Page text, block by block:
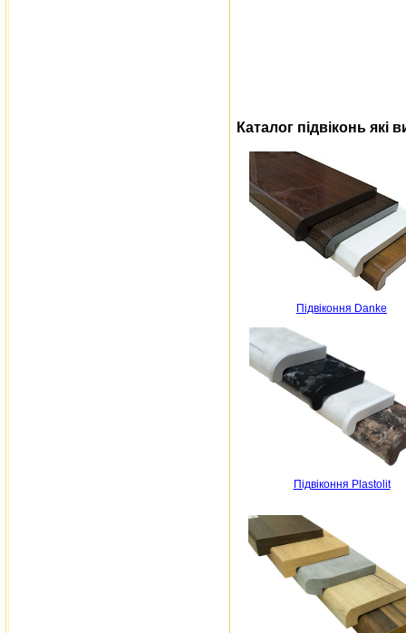
Каталог підвіконь
Підвіконня Danke
Підвіконня Plastolit